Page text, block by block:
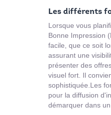
Les différents
Lorsque vous
Bonne Impression
facile, que ce soit
assurant une
présenter des
visuel fort. Il
sophistiquée.Les
pour la diffusion
démarquer dans